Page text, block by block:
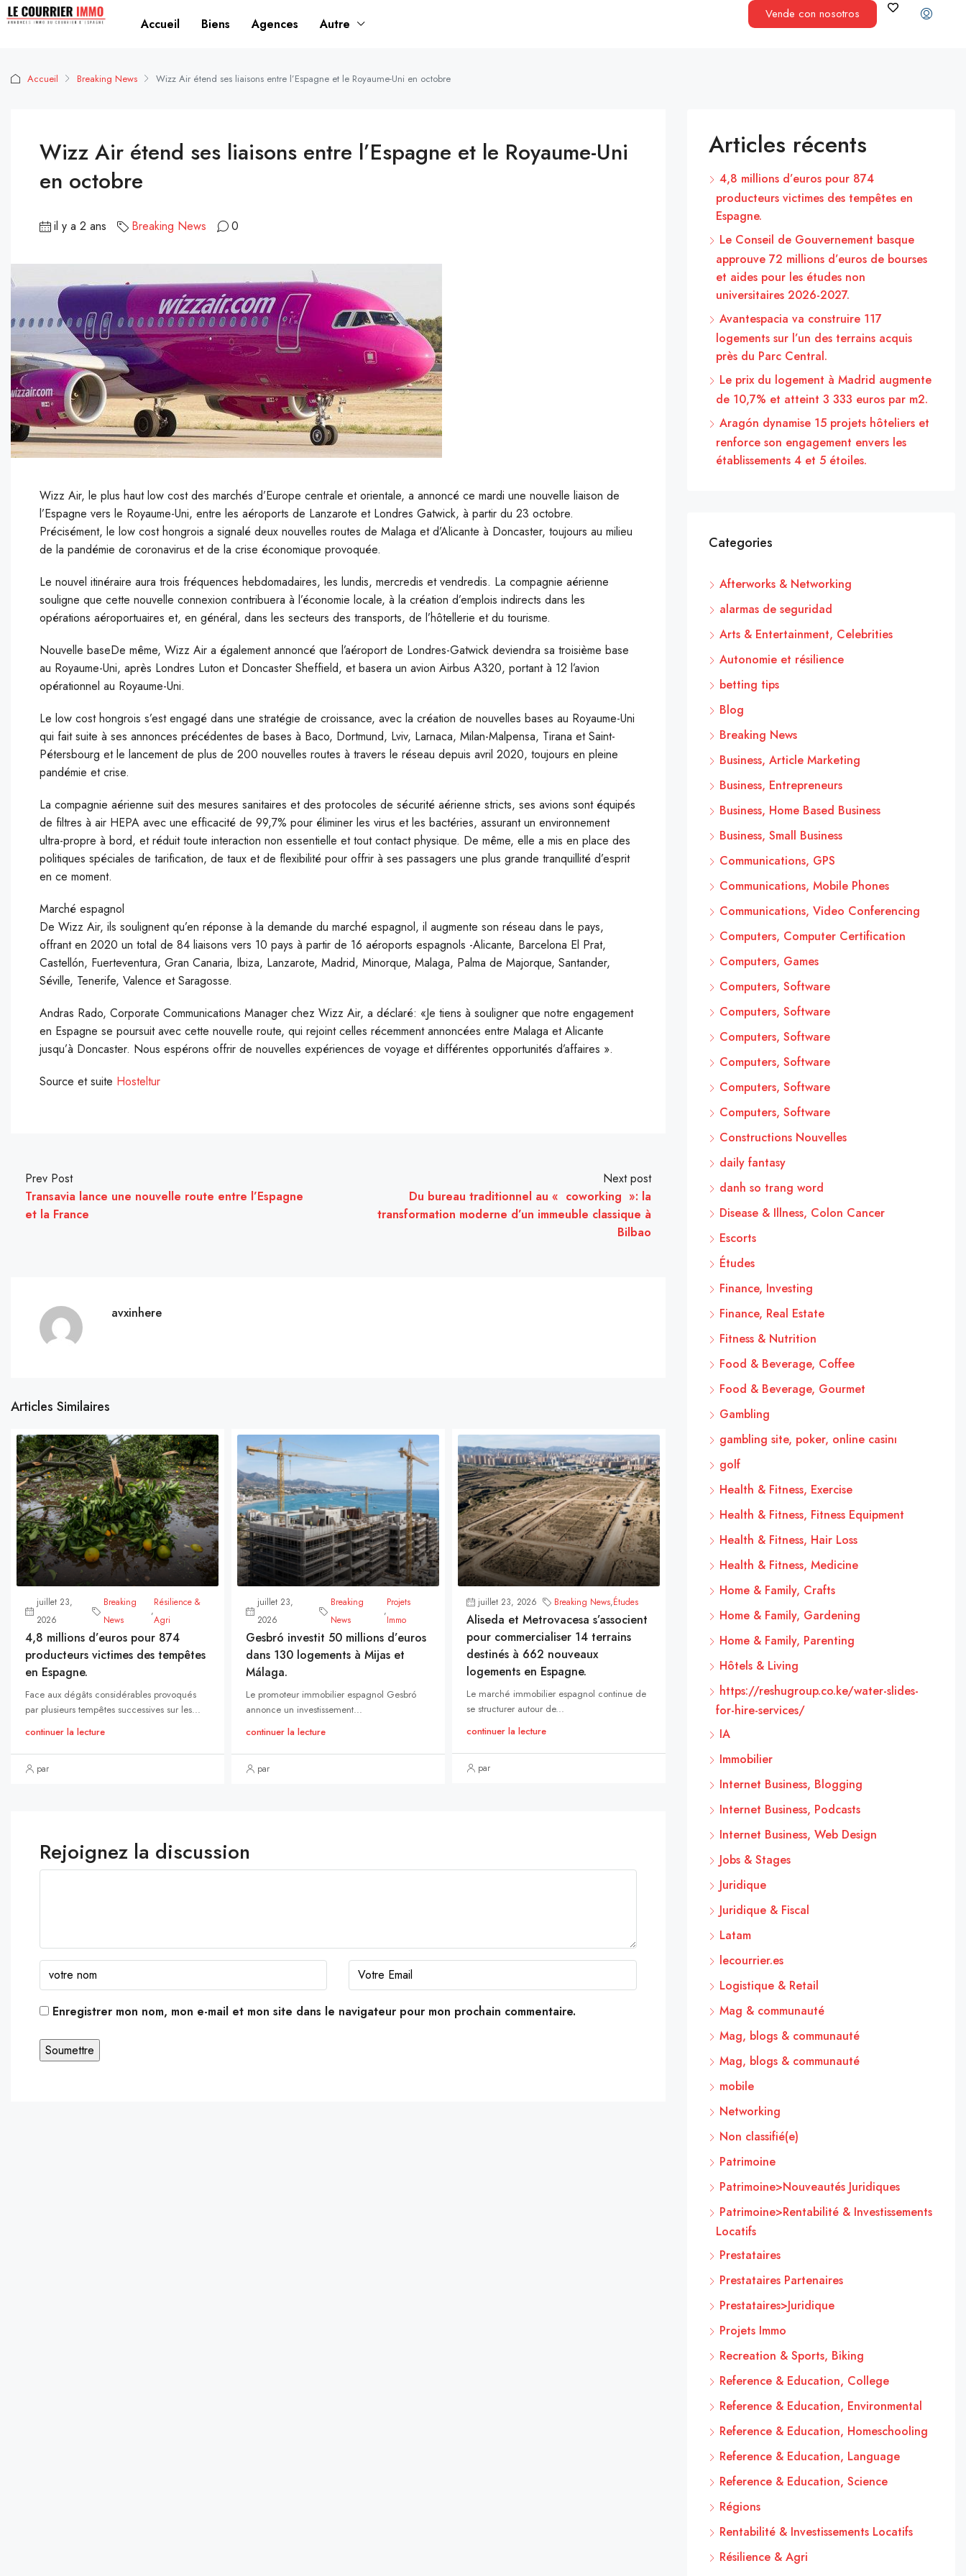
Accueil Biens Agences Autre
Vende con nosotros
Accueil Breaking News Wizz Air étend ses liaisons entre l’Espagne et le Royaume-Uni en octobre
Wizz Air étend ses liaisons entre l’Espagne et le Royaume-Uni
en octobre
il y a 2 ans Breaking News 0
Wizz Air, le plus haut low cost des marchés d’Europe centrale et orientale, a annoncé ce mardi une nouvelle liaison de
l’Espagne vers le Royaume-Uni, entre les aéroports de Lanzarote et Londres Gatwick, à partir du 23 octobre.
Précisément, le low cost hongrois a signalé deux nouvelles routes de Malaga et d’Alicante à Doncaster, toujours au milieu
de la pandémie de coronavirus et de la crise économique provoquée.
Le nouvel itinéraire aura trois fréquences hebdomadaires, les lundis, mercredis et vendredis. La compagnie aérienne
souligne que cette nouvelle connexion contribuera à l’économie locale, à la création d’emplois indirects dans les
opérations aéroportuaires et, en général, dans les secteurs des transports, de l’hôtellerie et du tourisme.
Nouvelle baseDe même, Wizz Air a également annoncé que l’aéroport de Londres-Gatwick deviendra sa troisième base
au Royaume-Uni, après Londres Luton et Doncaster Sheffield, et basera un avion Airbus A320, portant à 12 l’avion
opérationnel au Royaume-Uni.
Le low cost hongrois s’est engagé dans une stratégie de croissance, avec la création de nouvelles bases au Royaume-Uni
qui fait suite à ses annonces précédentes de bases à Baco, Dortmund, Lviv, Larnaca, Milan-Malpensa, Tirana et Saint-
Pétersbourg et le lancement de plus de 200 nouvelles routes à travers le réseau depuis avril 2020, toujours en pleine
pandémie et crise.
La compagnie aérienne suit des mesures sanitaires et des protocoles de sécurité aérienne stricts, ses avions sont équipés
de filtres à air HEPA avec une efficacité de 99,7% pour éliminer les virus et les bactéries, assurant un environnement
ultra-propre à bord, et réduit toute interaction non essentielle et tout contact physique. De même, elle a mis en place des
politiques spéciales de tarification, de taux et de flexibilité pour offrir à ses passagers une plus grande tranquillité d’esprit
en ce moment.
Marché espagnol
De Wizz Air, ils soulignent qu’en réponse à la demande du marché espagnol, il augmente son réseau dans le pays,
offrant en 2020 un total de 84 liaisons vers 10 pays à partir de 16 aéroports espagnols -Alicante, Barcelona El Prat,
Castellón, Fuerteventura, Gran Canaria, Ibiza, Lanzarote, Madrid, Minorque, Malaga, Palma de Majorque, Santander,
Séville, Tenerife, Valence et Saragosse.
Andras Rado, Corporate Communications Manager chez Wizz Air, a déclaré: «Je tiens à souligner que notre engagement
en Espagne se poursuit avec cette nouvelle route, qui rejoint celles récemment annoncées entre Malaga et Alicante
jusqu’à Doncaster. Nous espérons offrir de nouvelles expériences de voyage et différentes opportunités d’affaires ».
Source et suite Hosteltur
Prev Post
Transavia lance une nouvelle route entre l’Espagne
et la France
Next post
Du bureau traditionnel au « coworking »: la
transformation moderne d’un immeuble classique à
Bilbao
avxinhere
Articles Similaires
juillet 23,
2026
Breaking
News
,
Résilience &
Agri
4,8 millions d’euros pour 874
producteurs victimes des tempêtes
en Espagne.
Face aux dégâts considérables provoqués
par plusieurs tempêtes successives sur les...
continuer la lecture
par
juillet 23,
2026
Breaking
News
,
Projets
Immo
Gesbró investit 50 millions d’euros
dans 130 logements à Mijas et
Málaga.
Le promoteur immobilier espagnol Gesbró
annonce un investissement...
continuer la lecture
par
juillet 23, 2026 Breaking News,Études
Aliseda et Metrovacesa s’associent
pour commercialiser 14 terrains
destinés à 662 nouveaux
logements en Espagne.
Le marché immobilier espagnol continue de
se structurer autour de...
continuer la lecture
par
Rejoignez la discussion
Enregistrer mon nom, mon e-mail et mon site dans le navigateur pour mon prochain commentaire.
Articles récents
4,8 millions d’euros pour 874
producteurs victimes des tempêtes en
Espagne.
Le Conseil de Gouvernement basque
approuve 72 millions d’euros de bourses
et aides pour les études non
universitaires 2026-2027.
Avantespacia va construire 117
logements sur l’un des terrains acquis
près du Parc Central.
Le prix du logement à Madrid augmente
de 10,7% et atteint 3 333 euros par m2.
Aragón dynamise 15 projets hôteliers et
renforce son engagement envers les
établissements 4 et 5 étoiles.
Categories
Afterworks & Networking
alarmas de seguridad
Arts & Entertainment, Celebrities
Autonomie et résilience
betting tips
Blog
Breaking News
Business, Article Marketing
Business, Entrepreneurs
Business, Home Based Business
Business, Small Business
Communications, GPS
Communications, Mobile Phones
Communications, Video Conferencing
Computers, Computer Certification
Computers, Games
Computers, Software
Computers, Software
Computers, Software
Computers, Software
Computers, Software
Computers, Software
Constructions Nouvelles
daily fantasy
danh so trang word
Disease & Illness, Colon Cancer
Escorts
Études
Finance, Investing
Finance, Real Estate
Fitness & Nutrition
Food & Beverage, Coffee
Food & Beverage, Gourmet
Gambling
gambling site, poker, online casinı
golf
Health & Fitness, Exercise
Health & Fitness, Fitness Equipment
Health & Fitness, Hair Loss
Health & Fitness, Medicine
Home & Family, Crafts
Home & Family, Gardening
Home & Family, Parenting
Hôtels & Living
https://reshugroup.co.ke/water-slides-
for-hire-services/
IA
Immobilier
Internet Business, Blogging
Internet Business, Podcasts
Internet Business, Web Design
Jobs & Stages
Juridique
Juridique & Fiscal
Latam
lecourrier.es
Logistique & Retail
Mag & communauté
Mag, blogs & communauté
Mag, blogs & communauté
mobile
Networking
Non classifié(e)
Patrimoine
Patrimoine>Nouveautés Juridiques
Patrimoine>Rentabilité & Investissements
Locatifs
Prestataires
Prestataires Partenaires
Prestataires>Juridique
Projets Immo
Recreation & Sports, Biking
Reference & Education, College
Reference & Education, Environmental
Reference & Education, Homeschooling
Reference & Education, Language
Reference & Education, Science
Régions
Rentabilité & Investissements Locatifs
Résilience & Agri